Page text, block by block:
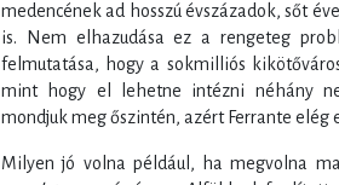
medencének ad hosszú évszázadok, sőt
is. Nem elhazudása ez a rengeteg
felmutatása, hogy a sokmilliós
mint hogy el lehetne intézni néhány
mondjuk meg őszintén, azért Ferrante elég
Milyen jó volna például, ha megvolna